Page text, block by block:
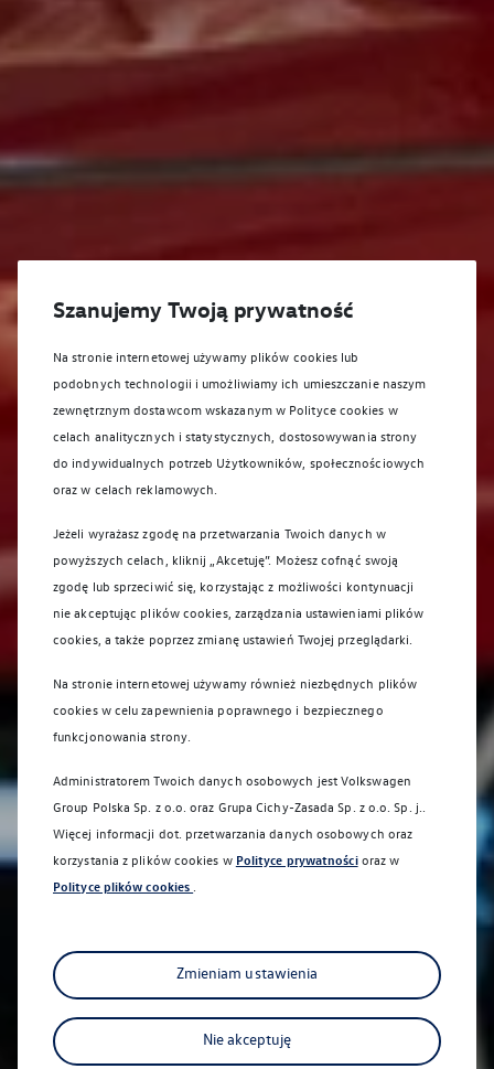
Sprawdź co dla Ciebie
przygotowaliśmy
Szanujemy Twoją prywatność
Na stronie internetowej używamy plików cookies lub
podobnych technologii i umożliwiamy ich umieszczanie naszym
zewnętrznym dostawcom wskazanym w Polityce cookies w
celach analitycznych i statystycznych, dostosowywania strony
do indywidualnych potrzeb Użytkowników, społecznościowych
oraz w celach reklamowych.
Jeżeli wyrażasz zgodę na przetwarzania Twoich danych w
powyższych celach, kliknij „Akcetuję”. Możesz cofnąć swoją
zgodę lub sprzeciwić się, korzystając z możliwości kontynuacji
nie akceptując plików cookies, zarządzania ustawieniami plików
cookies, a także poprzez zmianę ustawień Twojej przeglądarki.
Na stronie internetowej używamy również niezbędnych plików
cookies w celu zapewnienia poprawnego i bezpiecznego
funkcjonowania strony.
Administratorem Twoich danych osobowych jest Volkswagen
Group Polska Sp. z o.o. oraz Grupa Cichy-Zasada Sp. z o.o. Sp. j.
Więcej informacji dot. przetwarzania danych osobowych oraz
korzystania z plików cookies w Polityce prywatnościoraz w
Polityce plików cookies
Zmieniam ustawienia
Nie akceptuję